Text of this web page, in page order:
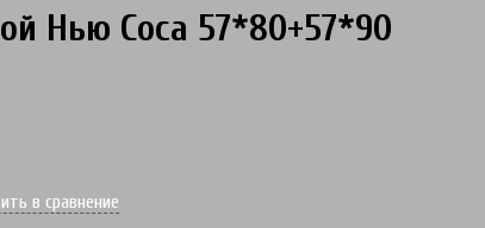
товар отсутствует
Нью Соса 57*80+57*90
в сравнение